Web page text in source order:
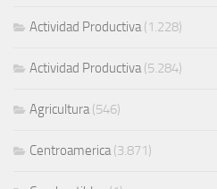
Actividad Productiva(1.228)
Actividad Productiva(5.284)
Agricultura(546)
Centroamerica(3.871)